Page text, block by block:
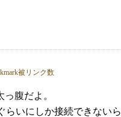
腹だよ。
らいにしか接続できな